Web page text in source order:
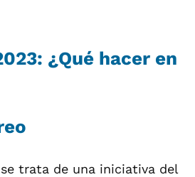
¿Qué hacer en
se trata de una iniciativa del